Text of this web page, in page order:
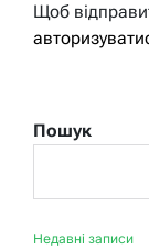
Щоб
Пошук
Недавні записи